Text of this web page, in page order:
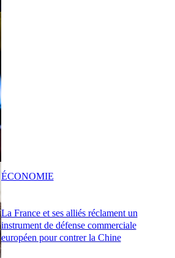
La France et ses alliés réclament un
instrument de défense commerciale
européen pour contrer la Chine
ÉCONOMIE